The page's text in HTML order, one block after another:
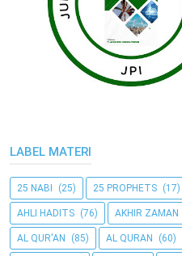
LABEL MATERI
25 NABI (25) 25 PROPHETS (17)
AHLI HADITS (76) AKHIR ZAMAN
AL QUR'AN (85) AL QURAN (60)